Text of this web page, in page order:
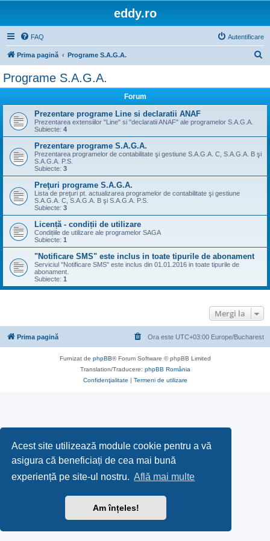
Acest site utilizează module cookie pentru a vă
asigura că beneficiați de cea mai bună
experiență pe site-ul nostru. Află mai multe
Am înțeles!
eddy.ro
FAQ Autentificare
Prima pagină Programe S.A.G.A.
Programe S.A.G.A.
Forum
Prezentare programe Line si declaratii ANAF
Prezentarea extensiilor "Line" si "declaratii ANAF" ale programelor S.A.G.A.
Subiecte: 4
Prezentare programe S.A.G.A.
Prezentarea programelor de contabilitate şi gestiune S.A.G.A. C, S.A.G.A. B şi
S.A.G.A. P.S.
Subiecte: 3
Preţuri programe S.A.G.A.
Lista de preţuri pt. actualizarea programelor de contabilitate şi gestiune
S.A.G.A. C, S.A.G.A. B şi S.A.G.A. P.S.
Subiecte: 3
Licență - condiții de utilizare
Condițiile de utilizare ale programelor SAGA
Subiecte: 1
"Notificare SMS" este inclus in toate tipurile de abonament
Serviciul "Notificare SMS" este inclus din 01.01.2016 in toate tipurile de
abonament.
Subiecte: 1
Mergi la
Prima pagină Ora este UTC+03:00 Europe/Bucharest
Furnizat de phpBB® Forum Software © phpBB Limited
Translation/Traducere: phpBB România
Confidenţialitate | Termeni de utilizare